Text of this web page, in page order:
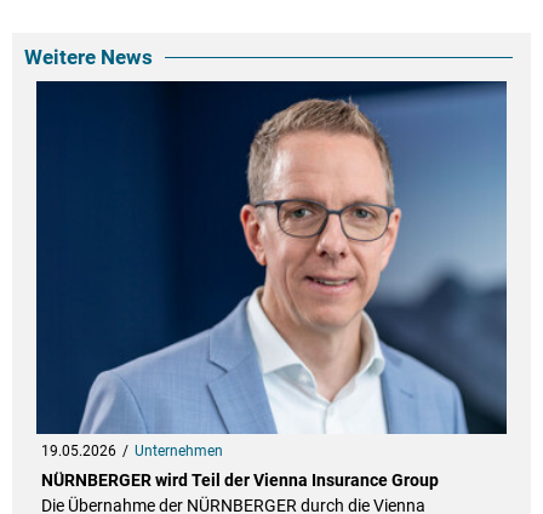
Weitere News
19.05.2026 Unternehmen
NÜRNBERGER wird Teil der Vienna Insurance Group
Die Übernahme der NÜRNBERGER durch die Vienna